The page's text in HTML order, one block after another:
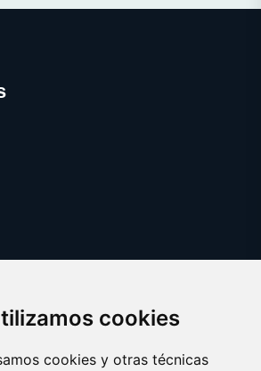
cookies
cookies y otras técnicas